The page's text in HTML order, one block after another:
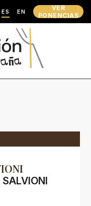
ES EN
VER
PONENCIAS
SALVIONI